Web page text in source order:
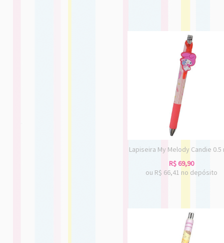
Lapiseira My Melody Candie 0.5
R$69,90
ou R$ 66,41 no depósito